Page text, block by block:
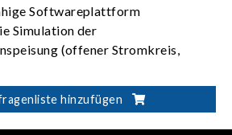
Softwareplattform
Simulation der
(offener Stromkreis,
Laden von Altair Activate-
modellbasierten Modellen
Diagnostik (ISO 14229)
hinzufügen